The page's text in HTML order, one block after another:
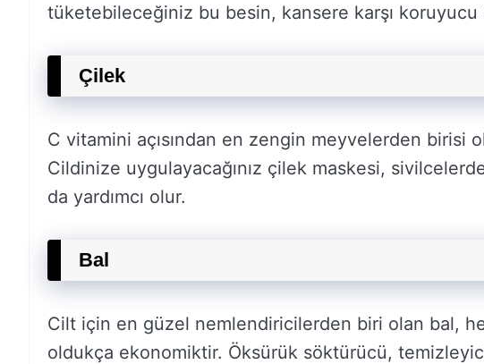
tüketebileceğiniz bu besin, kansere karşı
Çilek
C vitamini açısından en zengin meyvelerden birisi
Cildinize uygulayacağınız çilek maskesi,
da yardımcı olur.
Bal
Cilt için en güzel nemlendiricilerden biri olan bal,
oldukça ekonomiktir. Öksürük söktürücü,